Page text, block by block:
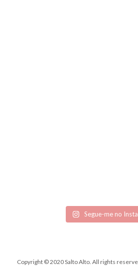
Segue-me no
Copyright © 2020 Salto Alto. All rights